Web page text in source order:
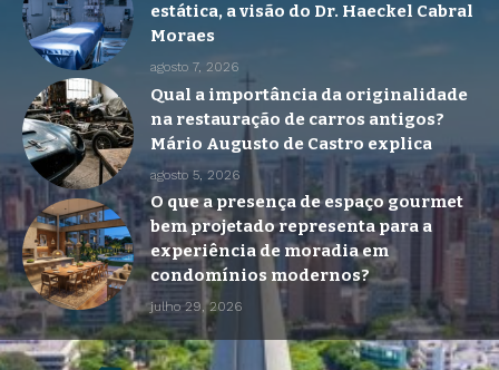
estática, a visão do Dr. Haeckel Cabral
Moraes
agosto 7, 2026
Qual a importância da originalidade
na restauração de carros antigos?
Mário Augusto de Castro explica
agosto 5, 2026
O que a presença de espaço gourmet
bem projetado representa para a
experiência de moradia em
condomínios modernos?
julho 29, 2026